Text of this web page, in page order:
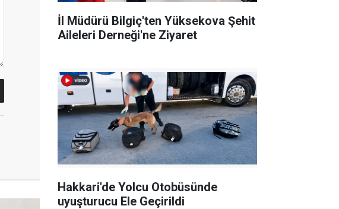
İl Müdürü Bilgiç'ten Yüksekova Şehit
Aileleri Derneği'ne Ziyaret
Hakkari'de Yolcu Otobüsünde
uyuşturucu Ele Geçirildi